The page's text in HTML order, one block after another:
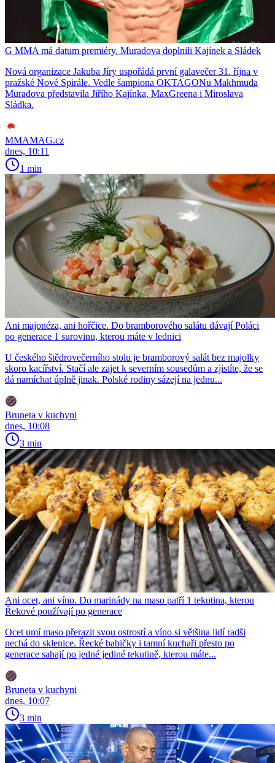
G MMA má datum premiéry. Muradova doplnili Kajínek a Sládek
Nová organizace Jakuba Jíry uspořádá první galavečer 31. října v
pražské Nové Spirále. Vedle šampiona OKTAGONu Makhmuda
Muradova představila Jiřího Kajínka, MaxGreena i Miroslava
Sládka.
MMAMAG.cz
dnes, 10:11
1 min
Ani majonéza, ani hořčice. Do bramborového salátu dávají Poláci
po generace 1 surovinu, kterou máte v lednici
U českého štědrovečerního stolu je bramborový salát bez majolky
skoro kacířství. Stačí ale zajet k severním sousedům a zjistíte, že se
dá namíchat úplně jinak. Polské rodiny sázejí na jednu...
Bruneta v kuchyni
dnes, 10:08
3 min
Ani ocet, ani víno. Do marinády na maso patří 1 tekutina, kterou
Řekové používají po generace
Ocet umí maso přerazit svou ostrostí a víno si většina lidí radši
nechá do sklenice. Řecké babičky i tamní kuchaři přesto po
generace sahají po jedné jediné tekutině, kterou máte...
Bruneta v kuchyni
dnes, 10:07
3 min